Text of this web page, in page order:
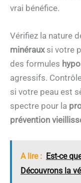
vrai bénéfice.
Vérifiez la nature
minérauxsi votre
des formules
agressifs.
si votre peau est
spectre pour la
prévention
A lire : Est-ce
Découvrons la